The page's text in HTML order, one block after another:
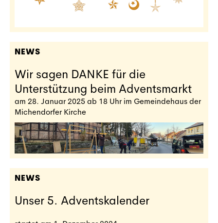
NEWS
Wir sagen DANKE für die
Unterstützung beim Adventsmarkt
am 28. Januar 2025 ab 18 Uhr im Gemeindehaus der
Michendorfer Kirche
NEWS
Unser 5. Adventskalender